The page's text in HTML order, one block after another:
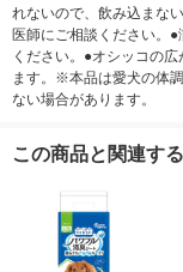
れないので、飲み込まな
医師にご相談ください。
ください。●オシッコの
ます。※本品は愛犬の体
ない場合があります。
この商品と関連す